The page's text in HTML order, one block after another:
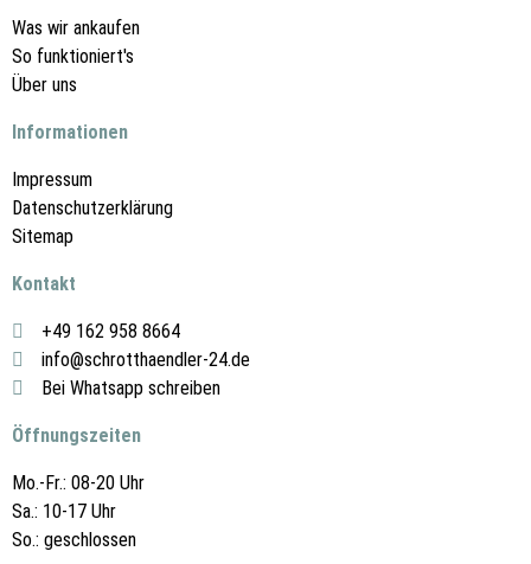
Was wir ankaufen
So funktioniert's
Über uns
Informationen
Impressum
Datenschutzerklärung
Sitemap
Kontakt
+49 162 958 8664
info@schrotthaendler-24.de
Bei Whatsapp schreiben
Öffnungszeiten
Mo.-Fr.: 08-20 Uhr
Sa.: 10-17 Uhr
So.: geschlossen